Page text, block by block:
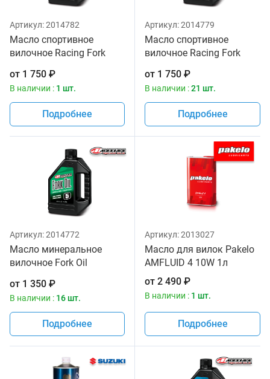
Артикул:2014782
Масло спортивное
вилочное Racing Fork
Maxima 1 литр
от 1 750 ₽
В наличии : 1 шт.
Подробнее
Артикул:2014779
Масло спортивное
вилочное Racing Fork
1 литр
от 1 750 ₽
В наличии :21 шт.
Подробнее
Артикул:2014772
Масло минеральное
вилочное Fork Oil
Maxima 1 литр
от 1 350 ₽
В наличии : 16 шт.
Подробнее
Артикул:2013027
Масло для вилок Pakelo
AMFLUID 4 10W 1л
от 2 490 ₽
В наличии : 1 шт.
Подробнее